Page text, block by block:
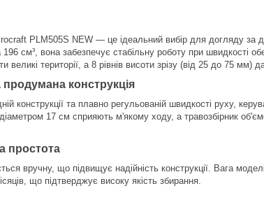
PLM505S NEW — це ідеальний вибір для догляду за
см³, вона забезпечує стабільну роботу при швидкості
великі території, а 8 рівнів висоти зрізу (від 25 до 75
продумана конструкція
конструкції та плавно регульованій швидкості руху,
17 см сприяють м'якому ходу, а травозбірник
простота
вручну, що підвищує надійність конструкції. Вага
що підтверджує високу якість збирання.